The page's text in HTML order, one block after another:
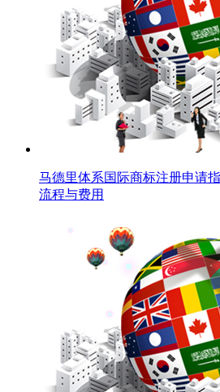
马德里体系国际商标注册申请
流程与费用